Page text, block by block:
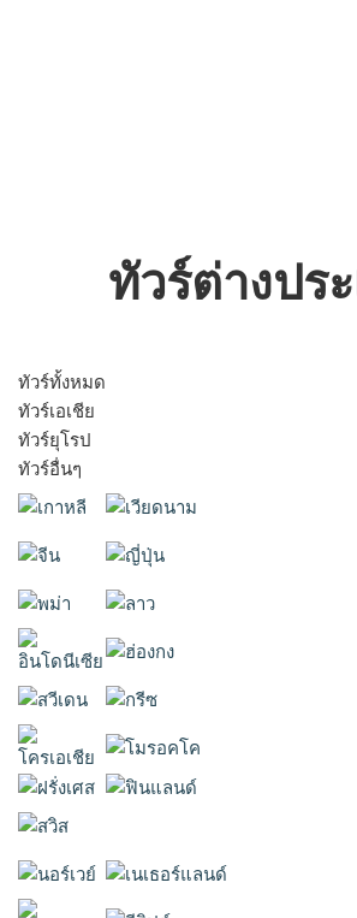
ทัวร์ต่างปร
ทัวร์ทั้งหมด
ทัวร์เอเชีย
ทัวร์ยุโรป
ทัวร์อื่นๆ